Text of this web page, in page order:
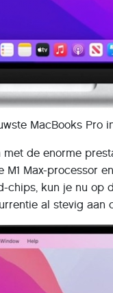
MacBooks Pro
de enorme
M1 Max-processor
chips, kun je nu
al stevig